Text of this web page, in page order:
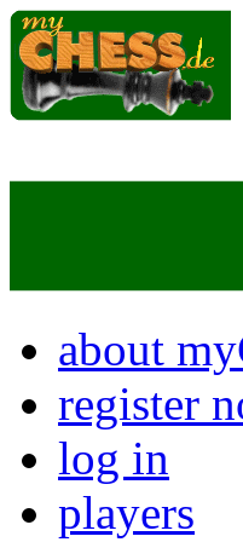
about
register
log in
players